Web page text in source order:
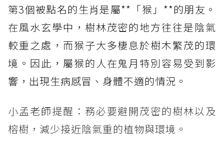
第3個被點名的生肖是屬**「猴」**的朋友。
在風水玄學中，樹林茂密的地方往往是陰氣
較重之處，而猴子大多棲息於樹木繁茂的環
境。因此，屬猴的人在鬼月特別容易受到影
響，出現生病感冒、身體不適的情況。
小孟老師提醒：務必要避開茂密的樹林以及
榕樹，減少接近陰氣重的植物與環境。